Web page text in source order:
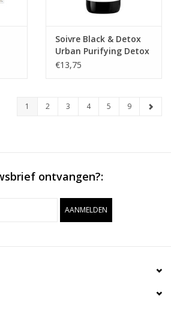
Soivre Black & Detox
Urban Purifying Detox
Shampoo
€13,75
1 2 3 4 5 9
ontvangen?:
AANMELDEN